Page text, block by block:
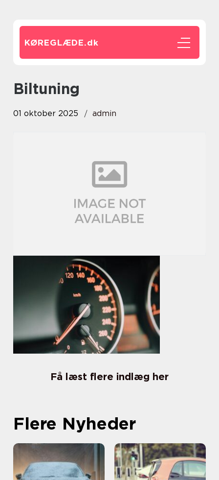
KØREGLÆDE.dk
biltuning
01 oktober 2025 admin
Få læst flere indlæg her
Flere Nyheder